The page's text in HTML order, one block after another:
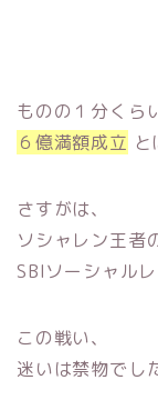
ものの１分くら
６億満額成立 と
さすがは、
ソシャレン王者
SBIソーシャル
この戦い、
迷いは禁物でし